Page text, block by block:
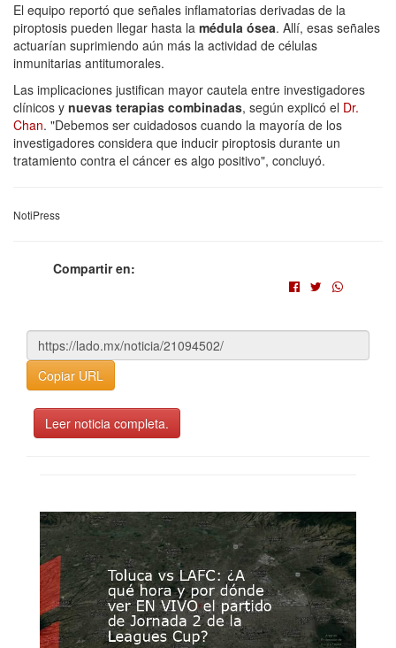
El equipo reportó que señales inflamatorias derivadas de la
piroptosis pueden llegar hasta la médula ósea. Allí, esas señales
actuarían suprimiendo aún más la actividad de células
inmunitarias antitumorales.
Las implicaciones justifican mayor cautela entre investigadores
clínicos y nuevas terapias combinadas, según explicó el Dr.
Chan. "Debemos ser cuidadosos cuando la mayoría de los
investigadores considera que inducir piroptosis durante un
tratamiento contra el cáncer es algo positivo", concluyó.
NotiPress
Compartir en:
Copiar URL
Leer noticia completa.